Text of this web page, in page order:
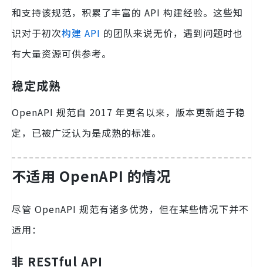
和支持该规范，积累了丰富的 API 构建经验。这些知
识对于初次构建 API 的团队来说无价，遇到问题时也
有大量资源可供参考。
稳定成熟
OpenAPI 规范自 2017 年更名以来，版本更新趋于稳
定，已被广泛认为是成熟的标准。
不适用 OpenAPI 的情况
尽管 OpenAPI 规范有诸多优势，但在某些情况下并不
适用：
非 RESTful API